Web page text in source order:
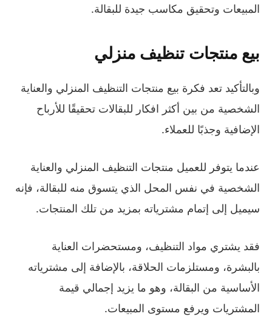
المبيعات وتحقيق مكاسب جيدة للبقالة.
بيع منتجات تنظيف منزلي
وبالتأكيد تعد فكرة بيع منتجات التنظيف المنزلي والعناية
الشخصية من بين أكثر افكار للبقالات تحقيقًا للأرباح
الإضافية وجذبًا للعملاء.
عندما يتوفر للعميل منتجات التنظيف المنزلي والعناية
الشخصية في نفس المحل الذي يتسوق منه للبقالة، فإنه
سيميل إلى إتمام مشترياته بمزيد من تلك المنتجات.
فقد يشتري مواد التنظيف، ومستحضرات العناية
بالبشرة، ومستلزمات الحلاقة، بالإضافة إلى مشترياته
الأساسية من البقالة، وهو ما يزيد إجمالي قيمة
المشتريات ويرفع مستوى المبيعات.